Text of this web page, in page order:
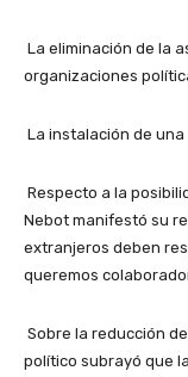
La eliminación de la
organizaciones
La instalación de
Respecto a la
Nebot manifestó su
extranjeros deben
queremos
Sobre la reducción
político subrayó que